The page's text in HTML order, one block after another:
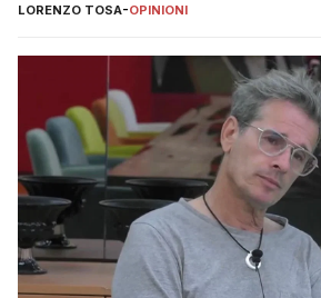
LORENZO TOSA-OPINIONI